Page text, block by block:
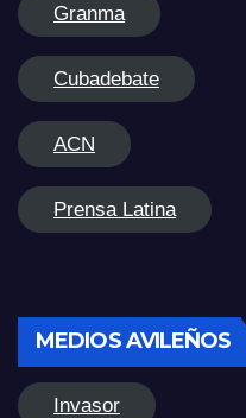
Granma
Cubadebate
ACN
Prensa Latina
MEDIOS AVILEÑOS
Invasor